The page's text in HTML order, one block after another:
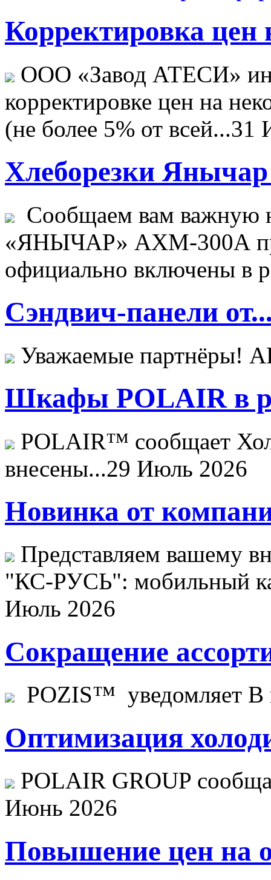
Корректировка цен
ООО «Завод АТЕСИ»
корректировке цен на
(не более 5% от всей...31
Хлеборезки Янычар
Сообщаем вам важную
«ЯНЫЧАР» АХМ-300А
официально включены в
Сэндвич-панели
Уважаемые
Шкафы POLAIR в
POLAIR™ сообщает
внесены...29 Июль 2026
Новинка от
Представляем вашему
"КС-РУСЬ": мобильный
Июль 2026
Сокращение
POZIS™ уведомляет В
Оптимизация
POLAIR GROUP
Июнь 2026
Повышение цен на